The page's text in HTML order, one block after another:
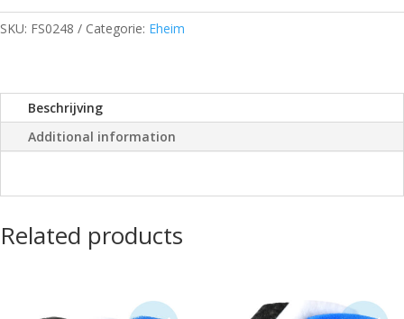
600
SKU: FS0248 Categorie: Eheim
Beschrijving
Additional information
Related products